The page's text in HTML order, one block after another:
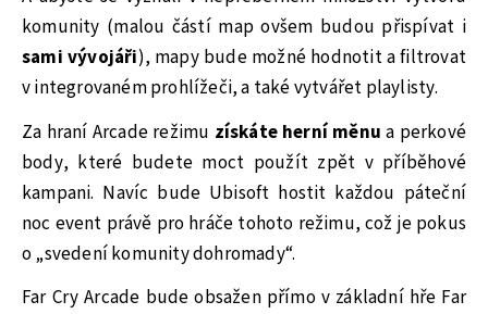
komunity (malou částí map ovšem budou přispívat i
sami vývojáři), mapy bude možné hodnotit a filtrovat
v integrovaném prohlížeči, a také vytvářet playlisty.
Za hraní Arcade režimu získáte herní měnu a perkové
body, které budete moct použít zpět v příběhové
kampani. Navíc bude Ubisoft hostit každou páteční
noc event právě pro hráče tohoto režimu, což je pokus
o „svedení komunity dohromady“.
Far Cry Arcade bude obsažen přímo v základní hře Far